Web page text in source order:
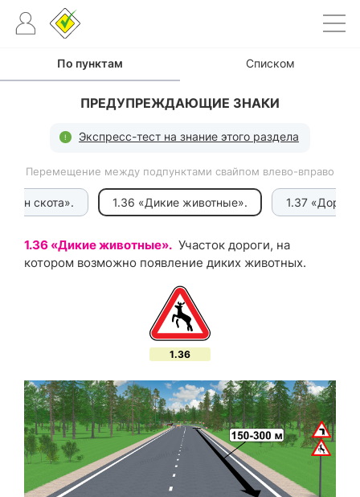
По пунктам Списком
ПРЕДУПРЕЖДАЮЩИЕ ЗНАКИ
Экспресс-тест на знание этого раздела
Перемещение между подпунктами свайпом влево-вправо
скота». 1.36 «Дикие животные». 1.37
1.36 «Дикие животные». Участок дороги, на
котором возможно появление диких животных.
1.36